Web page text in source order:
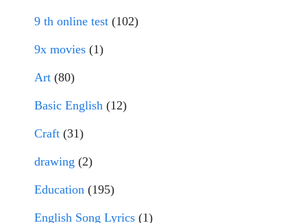
9 th online test (102)
9x movies (1)
Art (80)
Basic English (12)
Craft (31)
drawing (2)
Education (195)
English Song Lyrics (1)